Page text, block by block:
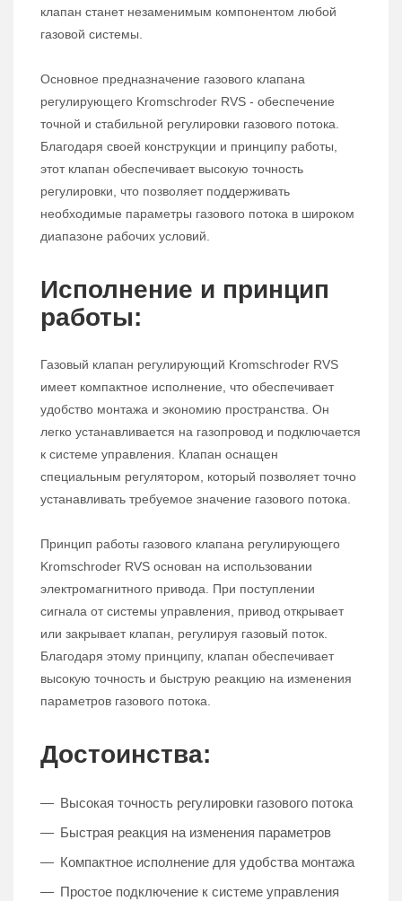
клапан станет незаменимым компонентом любой
газовой системы.
Основное предназначение газового клапана
регулирующего Kromschroder RVS - обеспечение
точной и стабильной регулировки газового потока.
Благодаря своей конструкции и принципу работы,
этот клапан обеспечивает высокую точность
регулировки, что позволяет поддерживать
необходимые параметры газового потока в широком
диапазоне рабочих условий.
Исполнение и принцип
работы:
Газовый клапан регулирующий Kromschroder RVS
имеет компактное исполнение, что обеспечивает
удобство монтажа и экономию пространства. Он
легко устанавливается на газопровод и подключается
к системе управления. Клапан оснащен
специальным регулятором, который позволяет точно
устанавливать требуемое значение газового потока.
Принцип работы газового клапана регулирующего
Kromschroder RVS основан на использовании
электромагнитного привода. При поступлении
сигнала от системы управления, привод открывает
или закрывает клапан, регулируя газовый поток.
Благодаря этому принципу, клапан обеспечивает
высокую точность и быструю реакцию на изменения
параметров газового потока.
Достоинства:
Высокая точность регулировки газового потока
Быстрая реакция на изменения параметров
Компактное исполнение для удобства монтажа
Простое подключение к системе управления